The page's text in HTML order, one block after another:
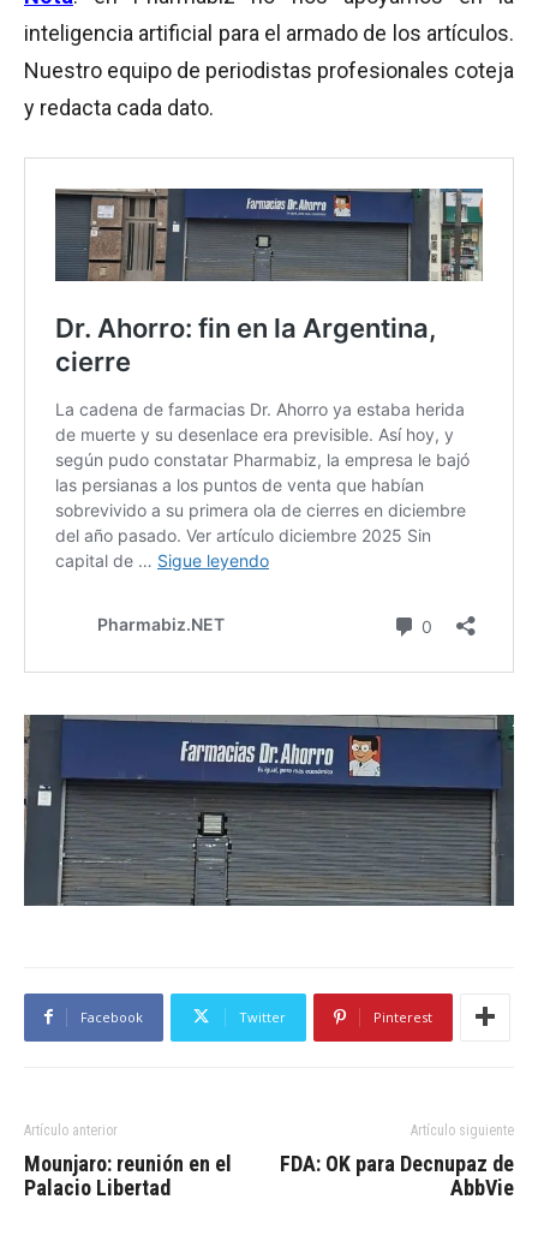
inteligencia artificial para el armado de los artículos.
Nuestro equipo de periodistas profesionales coteja
y redacta cada dato.
Facebook Twitter Pinterest
Artículo anterior
Mounjaro: reunión en el
Palacio Libertad
Artículo siguiente
FDA: OK para Decnupaz de
AbbVie